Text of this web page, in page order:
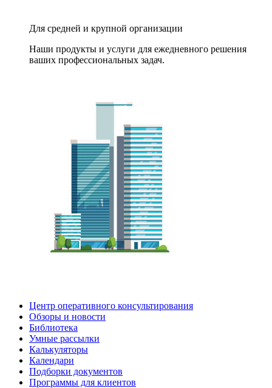
Для средней и крупной организации
Наши продукты и услуги для ежедневного решения
ваших профессиональных задач.
Центр оперативного консультирования
Обзоры и новости
Библиотека
Умные рассылки
Калькуляторы
Календари
Подборки документов
Программы для клиентов